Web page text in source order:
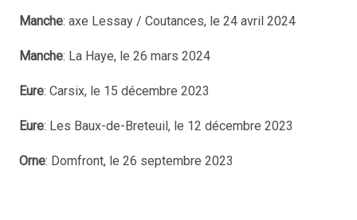
Manche: axe Lessay / Coutances, le 24 avril 2024
Manche: La Haye, le 26 mars 2024
Eure: Carsix, le 15 décembre 2023
Eure: Les Baux-de-Breteuil, le 12 décembre 2023
Orne: Domfront, le 26 septembre 2023